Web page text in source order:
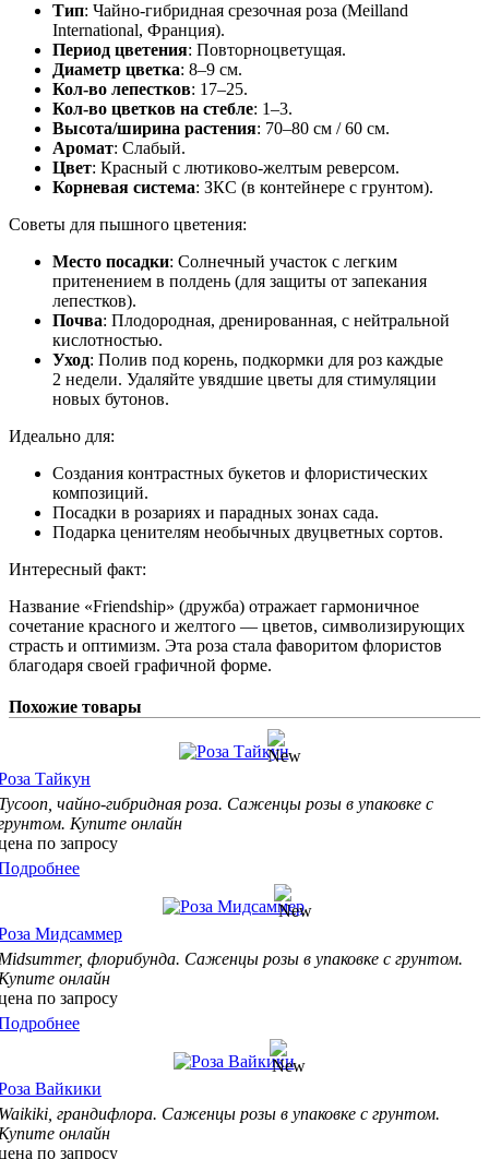
Тип: Чайно-гибридная срезочная роза (Meilland
International, Франция).
Период цветения: Повторноцветущая.
Диаметр цветка: 8–9 см.
Кол-во лепестков: 17–25.
Кол-во цветков на стебле: 1–3.
Высота/ширина растения: 70–80 см / 60 см.
Аромат: Слабый.
Цвет: Красный с лютиково-желтым реверсом.
Корневая система: ЗКС (в контейнере с грунтом).
Советы для пышного цветения:
Место посадки: Солнечный участок с легким
притенением в полдень (для защиты от запекания
лепестков).
Почва: Плодородная, дренированная, с нейтральной
кислотностью.
Уход: Полив под корень, подкормки для роз каждые
2 недели. Удаляйте увядшие цветы для стимуляции
новых бутонов.
Идеально для:
Создания контрастных букетов и флористических
композиций.
Посадки в розариях и парадных зонах сада.
Подарка ценителям необычных двуцветных сортов.
Интересный факт:
Название «Friendship» (дружба) отражает гармоничное
сочетание красного и желтого — цветов, символизирующих
страсть и оптимизм. Эта роза стала фаворитом флористов
благодаря своей графичной форме.
Похожие товары
Тайкун
чайно-гибридная роза. Саженцы розы в упаковке с
Купите онлайн
по запросу
Мидсаммер
флорибунда. Саженцы розы в упаковке с грунтом.
онлайн
по запросу
Вайкики
грандифлора. Саженцы розы в упаковке с грунтом.
онлайн
по запросу